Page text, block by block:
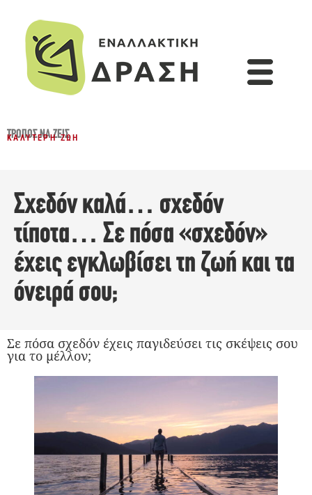
ΤΡΌΠΟΣ ΝΑ ΖΕΙΣ
ΚΑΛΎΤΕΡΗ ΖΩΉ
Σχεδόν καλά… σχεδόν
τίποτα… Σε πόσα «σχεδόν»
έχεις εγκλωβίσει τη ζωή και τα
όνειρά σου;
Σε πόσα σχεδόν έχεις παγιδεύσει τις σκέψεις σου
για το μέλλον;